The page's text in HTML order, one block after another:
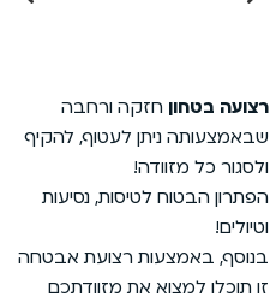
רצועה בטחון חזקה ורחבה
שבאמצעותה ניתן לעטוף, להקיף
ולסגור כל מזוודה!
הפתרון הבטוח לטיסות, נסיעות
וטיולים!
בנוסף, באמצעות רצועת אבטחה
זו תוכלו למצוא את מזוודתכם